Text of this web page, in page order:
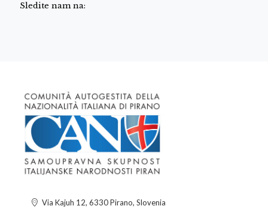
Sledite nam na:
Via Kajuh 12, 6330 Pirano, Slovenia